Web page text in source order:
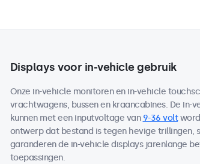
Displays voor in-vehicle gebruik
Onze in-vehicle monitoren en in-vehicle
vrachtwagens, bussen en kraancabines. De
kunnen met een inputvoltage van 9-36 volt
ontwerp dat bestand is tegen hevige trillingen,
garanderen de in-vehicle displays jarenlange
toepassingen.